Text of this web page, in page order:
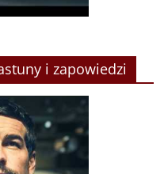
i zapowiedzi